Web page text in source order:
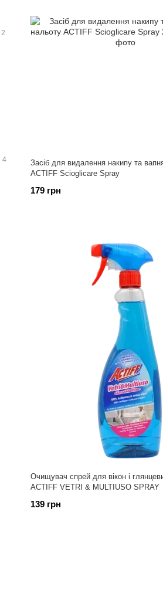
Засіб для видалення накипу та
ACTIFF Scioglicare Spray
179 грн
Очищувач спрей для вікон і
ACTIFF VETRI & MULTIUSO SPRAY
139 грн
2
4